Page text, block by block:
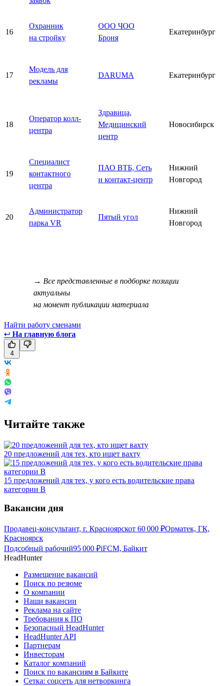
16
Охранник
на стройку
ООО ЧОО
Броня
Екатеринбург
17
Модель для
рекламы
DARUMA Екатеринбург
18
Оператор колл-
центра
Здравица,
Медицинский
центр
Новосибирск
19
Специалист
контактного
центра
ПАО ВТБ, Сеть
и контакт-центр
Нижний
Новгород
20
Администратор
парка VR
Пятый угол
Нижний
Новгород
→ Все представленные в подборке позиции
актуальны
на момент публикации материала
Найти работу сменами
↩ На главную блога
4
Читайте также
20 предложений для тех, кто ищет вахту
15 предложений для тех, у кого есть водительские права
категории В
Вакансии дня
Продавец-консультант, г. Красноярскот 60 000 ₽Орматек, ГК,
Красноярск
Подсобный рабочий95 000 ₽iFCM, Байкит
HeadHunter
Размещение вакансий
Поиск по резюме
О компании
Наши вакансии
Реклама на сайте
Требования к ПО
Безопасный HeadHunter
HeadHunter API
Партнерам
Инвесторам
Каталог компаний
Поиск по вакансиям в Байките
Сетка: соцсеть для нетворкинга